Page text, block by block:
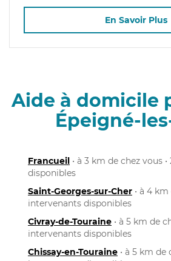
En Savoir Plus
Aide à domicile
Épeigné-
Francueil • à 3 km de chez vous
disponibles
Saint-Georges-sur-Cher • à 4
intervenants disponibles
Civray-de-Touraine • à 5 km de
intervenants disponibles
Chissay-en-Touraine • à 5 km de